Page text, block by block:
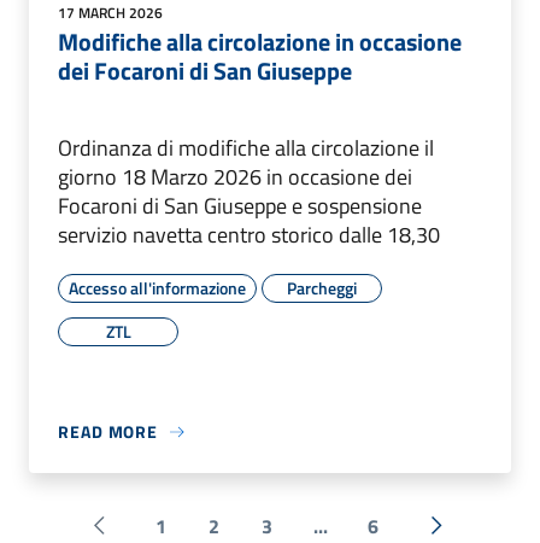
17 MARCH 2026
Modifiche alla circolazione in occasione
dei Focaroni di San Giuseppe
Ordinanza di modifiche alla circolazione il
giorno 18 Marzo 2026 in occasione dei
Focaroni di San Giuseppe e sospensione
servizio navetta centro storico dalle 18,30
Accesso all'informazione
Parcheggi
ZTL
READ MORE
1 2 3 ... 6